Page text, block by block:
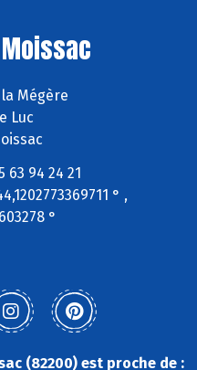
Mégère
Luc
63 94 24 21
° ,
°
(82200) est proche de :